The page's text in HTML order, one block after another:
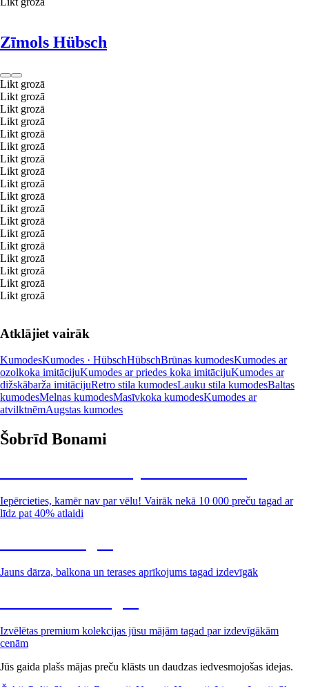
Zīmols Hübsch
Likt grozā
Likt grozā
Likt grozā
Likt grozā
Likt grozā
Likt grozā
Likt grozā
Likt grozā
Likt grozā
Likt grozā
Likt grozā
Likt grozā
Likt grozā
Likt grozā
Likt grozā
Likt grozā
Likt grozā
Likt grozā
Atklājiet vairāk
KumodesKumodes · HübschHübschBrūnas kumodesKumodes ar
ozolkoka imitācijuKumodes ar priedes koka imitācijuKumodes ar
dižskābarža imitācijuRetro stila kumodesLauku stila kumodesBaltas
kumodesMelnas kumodesMasīvkoka kumodesKumodes ar
atvilktnēmAugstas kumodes
Šobrīd Bonami
Iepērcieties, kamēr nav par vēlu! Vairāk nekā 10 000 preču tagad ar
līdz pat 40% atlaidi
Jauns dārza, balkona un terases aprīkojums tagad izdevīgāk
Izvēlētas premium kolekcijas jūsu mājām tagad par izdevīgākām
cenām
Jūs gaida plašs mājas preču klāsts un daudzas iedvesmojošas idejas.